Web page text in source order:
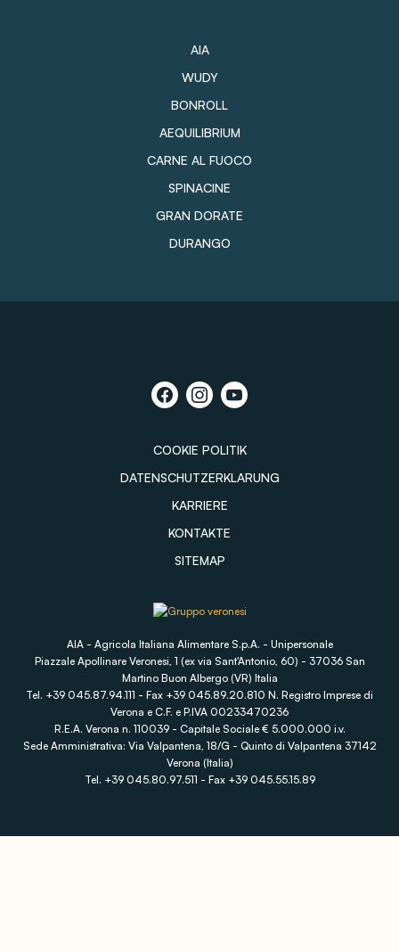
AIA
WUDY
BONROLL
AEQUILIBRIUM
CARNE AL FUOCO
SPINACINE
GRAN DORATE
DURANGO
COOKIE POLITIK
DATENSCHUTZERKLARUNG
KARRIERE
KONTAKTE
SITEMAP
AIA - Agricola Italiana Alimentare S.p.A. - Unipersonale
Piazzale Apollinare Veronesi, 1 (ex via Sant'Antonio, 60) - 37036 San
Martino Buon Albergo (VR) Italia
Tel. +39 045.87.94.111 - Fax +39 045.89.20.810 N. Registro Imprese di
Verona e C.F. e P.IVA 00233470236
R.E.A. Verona n. 110039 - Capitale Sociale € 5.000.000 i.v.
Sede Amministrativa: Via Valpantena, 18/G - Quinto di Valpantena 37142
Verona (Italia)
Tel. +39 045.80.97.511 - Fax +39 045.55.15.89